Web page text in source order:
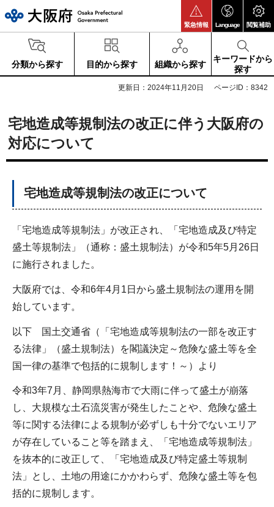
緊急情報 Language 閲覧補助
分類から探す 目的から探す 組織から探す
キーワードから
探す
更新日：2024年11月20日 ページID：8342
宅地造成等規制法の改正に伴う大阪府の
対応について
宅地造成等規制法の改正について
「宅地造成等規制法」が改正され、「宅地造成及び特定
盛土等規制法」（通称：盛土規制法）が令和5年5月26日
に施行されました。
大阪府では、令和6年4月1日から盛土規制法の運用を開
始しています。
以下 国土交通省（「宅地造成等規制法の一部を改正す
る法律」（盛土規制法）を閣議決定～危険な盛土等を全
国一律の基準で包括的に規制します！～）より
令和3年7月、静岡県熱海市で大雨に伴って盛土が崩落
し、大規模な土石流災害が発生したことや、危険な盛土
等に関する法律による規制が必ずしも十分でないエリア
が存在していること等を踏まえ、「宅地造成等規制法」
を抜本的に改正して、「宅地造成及び特定盛土等規制
法」とし、土地の用途にかかわらず、危険な盛土等を包
括的に規制します。